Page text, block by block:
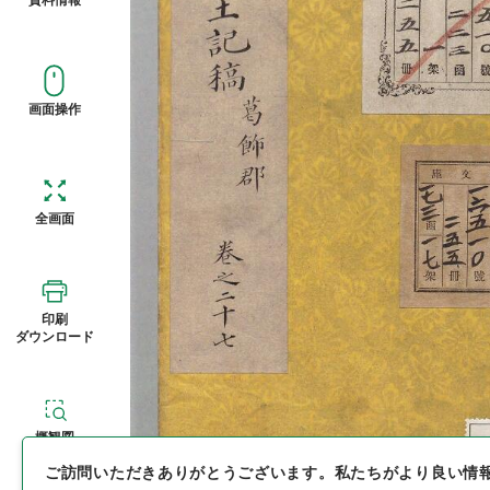
画面操作
全画面
印刷
ダウンロード
概観図
ご訪問いただきありがとうございます。 私たちがより良い情